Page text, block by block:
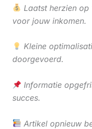
Laatst herzien
voor jouw inkomen.
Kleine
doorgevoerd.
Informatie
succes.
Artikel opnieuw